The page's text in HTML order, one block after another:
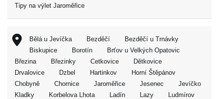
Tipy na výlet Jaroměřice
Bělá u Jevíčka Bezděčí
Bezděčí u Trnávky
Biskupice
Borotín
Brťov u Velkých Opatovic
Březina
Březinky Cetkovice
Dětkovice
Drvalovice
Dzbel Hartinkov
Horní Štěpánov
Chobyně
Chornice Jaroměřice Jesenec
Jevíčko
Kladky
Korbelova Lhota Ladín Lazy
Ludmírov